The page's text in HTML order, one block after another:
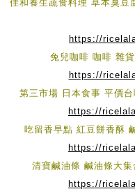
佳和養生蔬食料理 草本臭豆
https://
兔兒咖啡 咖啡 雜
https://
第三市場 日本食事 平價
https://
吃留香早點 紅豆餅香酥
https://
清寶鹹油條 鹹油條大
https://